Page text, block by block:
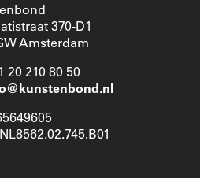
370-D1
Amsterdam
20 210 80 50